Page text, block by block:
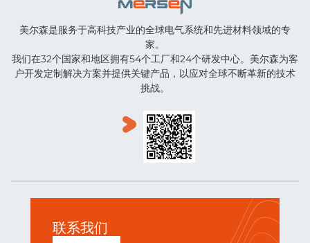
美尔森是服务于高科技产业的全球电气系统和先进材料领域的专
家。
我们在32个国家和地区拥有54个工厂和24个研发中心。美尔森为客
户开发定制解决方案并提供关键产品，以应对全球不断革新的技术
挑战。
联系我们